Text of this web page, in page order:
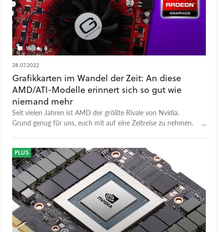
16 6
28.07.2022
Grafikkarten im Wandel der Zeit: An diese
AMD/ATI-Modelle erinnert sich so gut wie
niemand mehr
Seit vielen Jahren ist AMD der größte Rivale von Nvidia.
Grund genug für uns, euch mit auf eine Zeitreise zu nehmen.
PLUS